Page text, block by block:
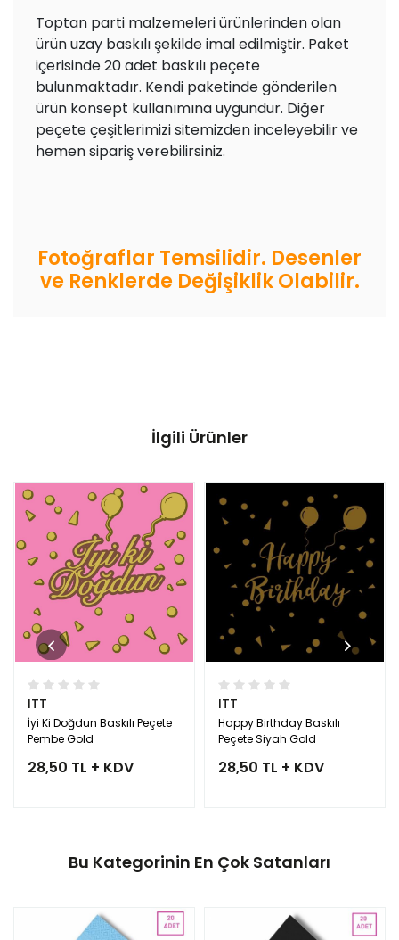
Toptan parti malzemeleri ürünlerinden olan
ürün uzay baskılı şekilde imal edilmiştir. Paket
içerisinde 20 adet baskılı peçete
bulunmaktadır. Kendi paketinde gönderilen
ürün konsept kullanımına uygundur. Diğer
peçete çeşitlerimizi sitemizden inceleyebilir ve
hemen sipariş verebilirsiniz.
Fotoğraflar Temsilidir. Desenler
ve Renklerde Değişiklik Olabilir.
İlgili Ürünler
ITT
İyi Ki Doğdun Baskılı Peçete
Pembe Gold
28,50 TL + KDV
ITT
Happy Birthday Baskılı
Peçete Siyah Gold
28,50 TL + KDV
Bu Kategorinin En Çok Satanları